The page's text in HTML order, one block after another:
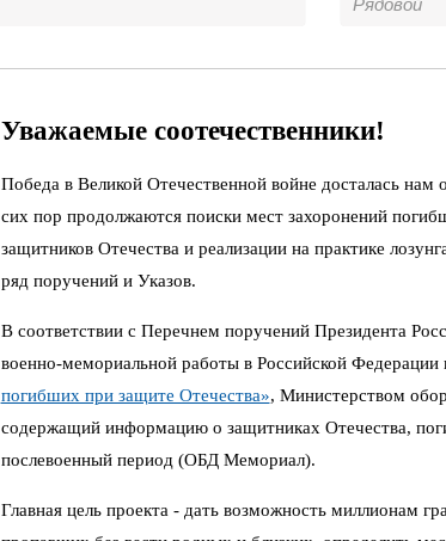
Уважаемые соотечественники!
Победа в Великой Отечественной войне досталась
сих пор продолжаются поиски мест захоронений
защитников Отечества и реализации на практике
ряд поручений и Указов.
В соответствии с Перечнем поручений Президента
военно-мемориальной работы в Российской Федерации
погибших при защите Отечества», Министерством
содержащий информацию о защитниках Отечества,
послевоенный период (ОБД Мемориал).
Главная цель проекта - дать возможность миллионам